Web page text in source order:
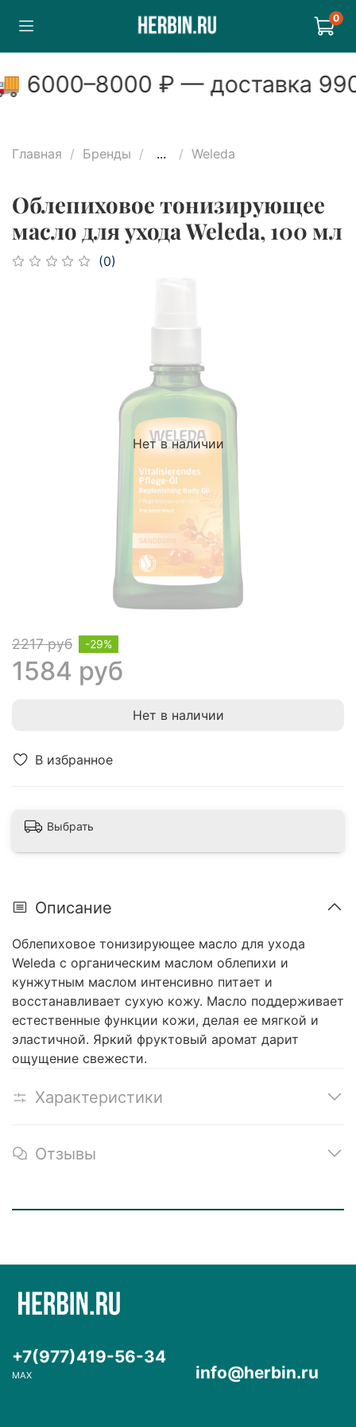
0
6000–8000₽ — доставка990
Главная Бренды ... Weleda
Облепиховое тонизирующее
масло для ухода Weleda, 100 мл
(0)
В избранное
Нет в наличии
2217 руб
1584 руб
-29%
Нет в наличии
Выбрать
Описание
Облепиховое тонизирующее масло для ухода
Weleda с органическим маслом облепихи и
кунжутным маслом интенсивно питает и
восстанавливает сухую кожу. Масло поддерживает
естественные функции кожи, делая ее мягкой и
эластичной. Яркий фруктовый аромат дарит
ощущение свежести.
Характеристики
Отзывы
+7(977)419-56-34
MAX info@herbin.ru